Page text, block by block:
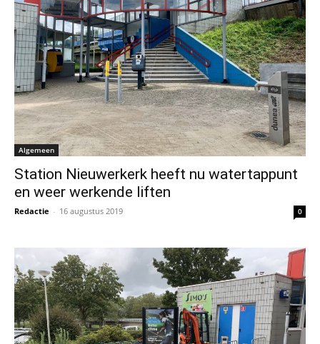
Algemeen
Station Nieuwerkerk heeft nu watertappunt
en weer werkende liften
Redactie - 16 augustus 2019 0